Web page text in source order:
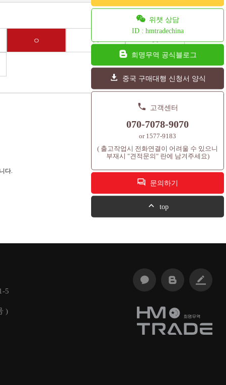
위챗 상담
ID : hmtradechina
희명무역 공식블로그
중국 구매대행 신청서 양식
고객센터
070-7078-9070
or 1577-9183
( 출고작업시 전화연결이 어려울 수 있으니
부재시 "견적문의" 란에 남겨주세요)
문의하기
top
ㅇ ㅈ ㅊ
다.
5
)